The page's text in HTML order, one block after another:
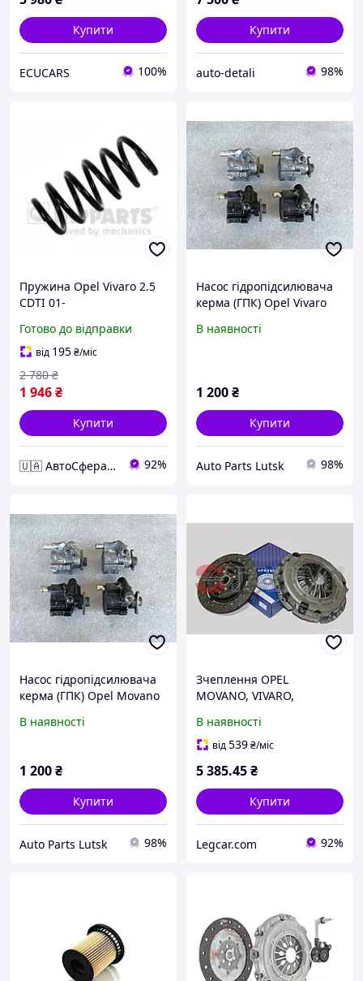
Купити
ECUCARS 100%
Купити
auto-detali 98%
Пружина Opel Vivaro 2.5
CDTI 01-
Готово до відправки
від 195₴/міс
1 946₴
2 780 ₴
Купити
🇺🇦 АвтоСфера 🇺🇦 92%
Насос гідропідсилювача
керма (ГПК) Opel Vivaro
2.5CDTi
В наявності
1 200₴
Купити
Auto Parts Lutsk 98%
Насос гідропідсилювача
керма (ГПК) Opel Movano
2.5CDTi
В наявності
1 200₴
Купити
Auto Parts Lutsk 98%
Зчеплення OPEL
MOVANO, VIVARO,
TRAFIC II 2,5 CDTI, DTI
STATIM 100.579
В наявності
від539₴/міс
5 385.45₴
Купити
Legcar.com 92%